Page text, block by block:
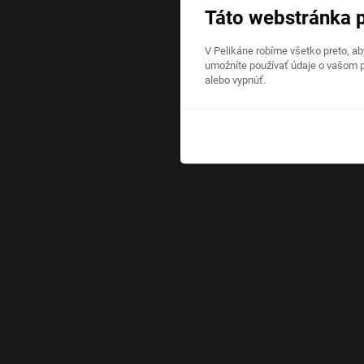
Táto webstránka
V Pelikáne robíme všetko preto,
umožníte používať údaje o vašom
alebo vypnúť.